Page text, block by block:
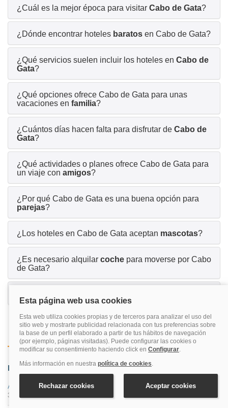
¿Cuál es la mejor época para visitar Cabo de Gata?
¿Dónde encontrar hoteles baratos en Cabo de Gata?
¿Qué servicios suelen incluir los hoteles en Cabo de
Gata?
¿Qué opciones ofrece Cabo de Gata para unas
vacaciones en familia?
¿Cuántos días hacen falta para disfrutar de Cabo de
Gata?
¿Qué actividades o planes ofrece Cabo de Gata para
un viaje con amigos?
¿Por qué Cabo de Gata es una buena opción para
parejas?
¿Los hoteles en Cabo de Gata aceptan mascotas?
¿Es necesario alquilar coche para moverse por Cabo
de Gata?
Zonas cercanas Destinos de costas más reservados
Provincia
Almería
31 hoteles